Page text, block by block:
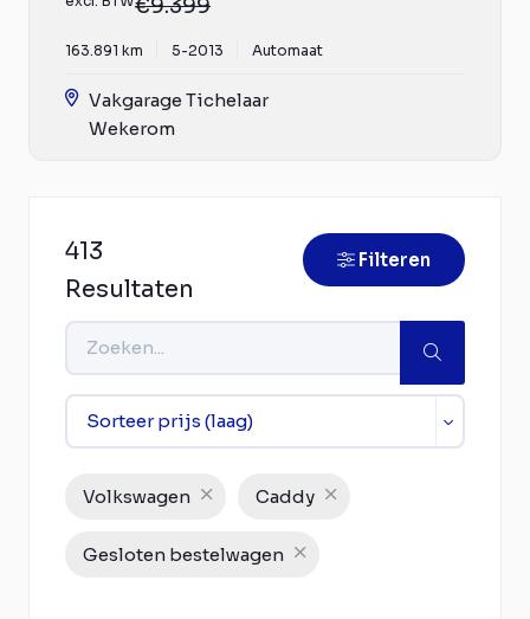
€9.399
163.891 km 5-2013 Automaat
Vakgarage Tichelaar
Wekerom
413
Resultaten
Filteren
Volkswagen Caddy
Gesloten bestelwagen